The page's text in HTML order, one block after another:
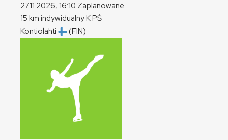
27.11.2026, 16:10 Zaplanowane
15 km indywidualnyKPŚ
Kontiolahti
(FIN)